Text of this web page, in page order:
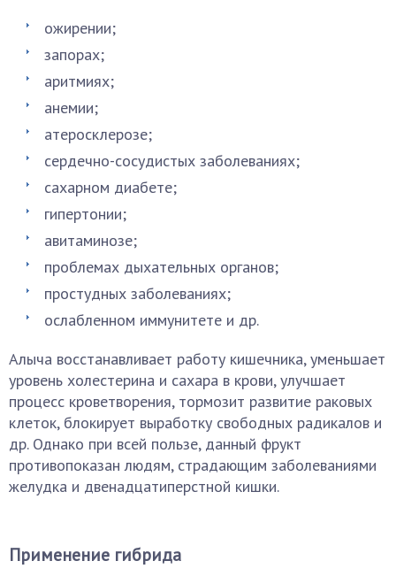
ожирении;
запорах;
аритмиях;
анемии;
атеросклерозе;
сердечно-сосудистых заболеваниях;
сахарном диабете;
гипертонии;
авитаминозе;
проблемах дыхательных органов;
простудных заболеваниях;
ослабленном иммунитете и др.
Алыча восстанавливает работу кишечника, уменьшает
уровень холестерина и сахара в крови, улучшает
процесс кроветворения, тормозит развитие раковых
клеток, блокирует выработку свободных радикалов и
др. Однако при всей пользе, данный фрукт
противопоказан людям, страдающим заболеваниями
желудка и двенадцатиперстной кишки.
Применение гибрида